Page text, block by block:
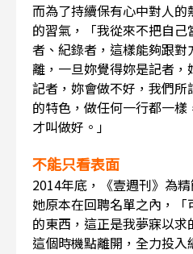
而為了持續保有心中對人
的習氣，「我從來不把自
者、紀錄者，這樣能夠跟
離，一旦妳覺得妳是記者
記者，妳會做不好，我們
的特色，做任何一行都一樣
才叫做好。」
不能只看表面
2014年底，《壹週刊》為
她原本在回聘名單之內，
的東西，這正是我夢寐以
這個時機點離開，全力投入